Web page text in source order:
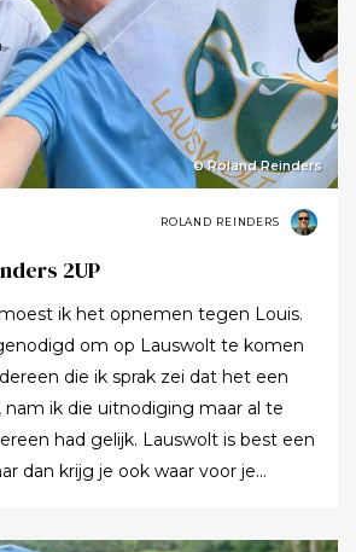
© Roland Reinders
ROLAND REINDERS
2UP
ik het opnemen tegen Louis.
om op Lauswolt te komen
die ik sprak zei dat het een
nam ik die uitnodiging maar al te
had gelijk. Lauswolt is best een
dan krijg je ook waar voor je